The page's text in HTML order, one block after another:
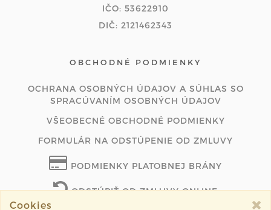
IČO: 53622910
DIČ: 2121462343
OBCHODNÉ PODMIENKY
OCHRANA OSOBNÝCH ÚDAJOV A SÚHLAS SO
SPRACÚVANÍM OSOBNÝCH ÚDAJOV
VŠEOBECNÉ OBCHODNÉ PODMIENKY
FORMULÁR NA ODSTÚPENIE OD ZMLUVY
PODMIENKY PLATOBNEJ BRÁNY
ODSTÚPIŤ OD ZMLUVY ONLINE
Cookies